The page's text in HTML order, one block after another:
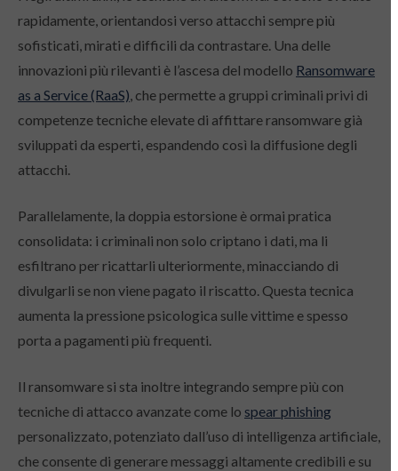
rapidamente, orientandosi verso attacchi sempre più
sofisticati, mirati e difficili da contrastare. Una delle
innovazioni più rilevanti è l’ascesa del modello Ransomware
as a Service (RaaS), che permette a gruppi criminali privi di
competenze tecniche elevate di affittare ransomware già
sviluppati da esperti, espandendo così la diffusione degli
attacchi.
Parallelamente, la doppia estorsione è ormai pratica
consolidata: i criminali non solo criptano i dati, ma li
esfiltrano per ricattarli ulteriormente, minacciando di
divulgarli se non viene pagato il riscatto. Questa tecnica
aumenta la pressione psicologica sulle vittime e spesso
porta a pagamenti più frequenti.
Il ransomware si sta inoltre integrando sempre più con
tecniche di attacco avanzate come lo spear phishing
personalizzato, potenziato dall’uso di intelligenza artificiale,
che consente di generare messaggi altamente credibili e su